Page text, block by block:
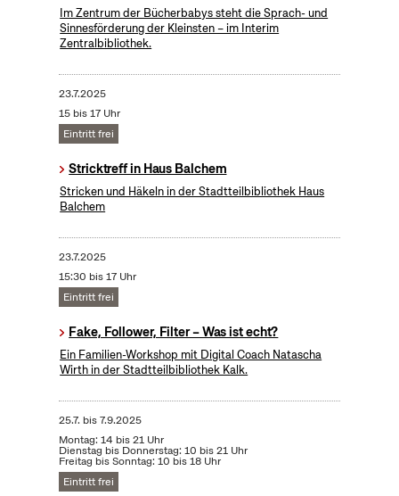
Im Zentrum der Bücherbabys steht die Sprach- und
Sinnesförderung der Kleinsten – im Interim
Zentralbibliothek.
23.7.2025
15 bis 17 Uhr
Eintritt frei
Stricktreff in Haus Balchem
Stricken und Häkeln in der Stadtteilbibliothek Haus
Balchem
23.7.2025
15:30 bis 17 Uhr
Eintritt frei
Fake, Follower, Filter – Was ist echt?
Ein Familien-Workshop mit Digital Coach Natascha
Wirth in der Stadtteilbibliothek Kalk.
25.7. bis7.9.2025
Montag: 14 bis 21 Uhr
Dienstag bis Donnerstag: 10 bis 21 Uhr
Freitag bis Sonntag: 10 bis 18 Uhr
Eintritt frei